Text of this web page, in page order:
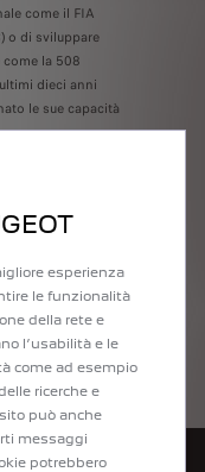
come il FIA
o di sviluppare
la 508
dieci anni
le sue capacità
ufficiale di Emil
esperienza
le funzionalità
della rete e
l’usabilità e le
come ad esempio
ricerche e
può anche
messaggi
potrebbero